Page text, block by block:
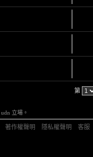
第
立場。
著作權聲明 隱私權聲明 客服